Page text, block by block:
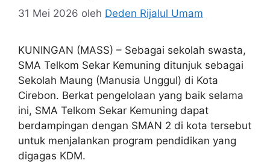
31 Mei 2026 oleh Deden Rijalul Umam
KUNINGAN (MASS) – Sebagai sekolah swasta,
SMA Telkom Sekar Kemuning ditunjuk sebagai
Sekolah Maung (Manusia Unggul) di Kota
Cirebon. Berkat pengelolaan yang baik selama
ini, SMA Telkom Sekar Kemuning dapat
berdampingan dengan SMAN 2 di kota tersebut
untuk menjalankan program pendidikan yang
digagas KDM.